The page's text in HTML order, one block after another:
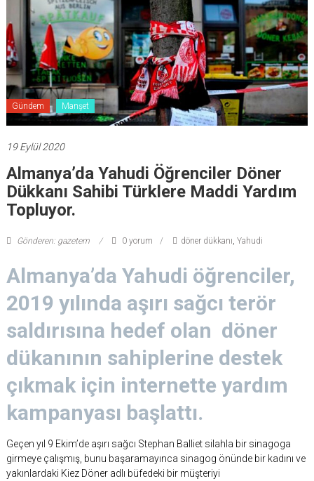
Gündem Manşet
19 Eylül 2020
Almanya’da Yahudi Öğrenciler Döner
Dükkanı Sahibi Türklere Maddi Yardım
Topluyor.
Gönderen: gazetem 0 yorum döner dükkanı, Yahudi
Almanya’da Yahudi öğrenciler,
2019 yılında aşırı sağcı terör
saldırısına hedef olan döner
dükanının sahiplerine destek
çıkmak için internette yardım
kampanyası başlattı.
Geçen yıl 9 Ekim’de aşırı sağcı Stephan Balliet silahla bir sinagoga
girmeye çalışmış, bunu başaramayınca sinagog önünde bir kadını ve
yakınlardaki Kiez Döner adlı büfedeki bir müşteriyi